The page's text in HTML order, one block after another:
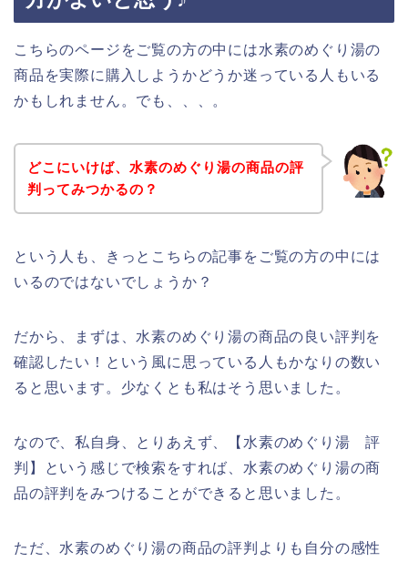
こちらのページをご覧の方の中には水素のめぐり湯の
商品を実際に購入しようかどうか迷っている人もいる
かもしれません。でも、、、。
どこにいけば、水素のめぐり湯の商品の評
判ってみつかるの？
という人も、きっとこちらの記事をご覧の方の中には
いるのではないでしょうか？
だから、まずは、水素のめぐり湯の商品の良い評判を
確認したい！という風に思っている人もかなりの数い
ると思います。少なくとも私はそう思いました。
なので、私自身、とりあえず、【水素のめぐり湯 評
判】という感じで検索をすれば、水素のめぐり湯の商
品の評判をみつけることができると思いました。
ただ、水素のめぐり湯の商品の評判よりも自分の感性